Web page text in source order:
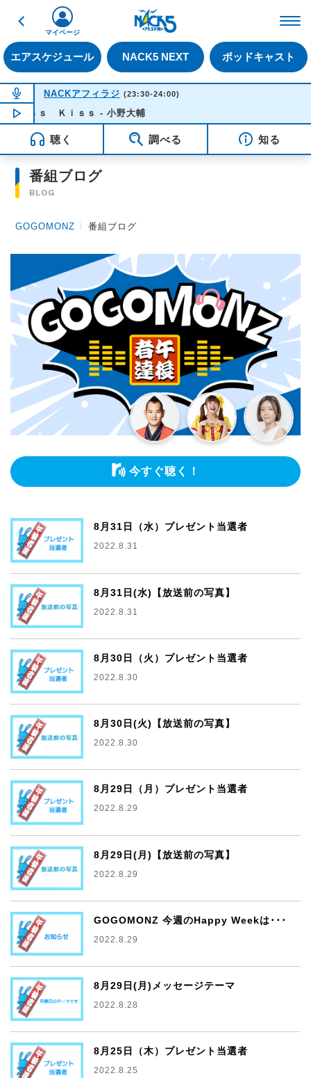
戻る
エアスケジュール NACK5 NEXT ポッドキャスト
マイページ
NOW ON AIR
NACKアフィラジ (23:30-24:00)
NOW PLAYING 23:50
ｓｓ Ｋｉｓｓ - 小野大輔
聴く 調べる 知る
番組ブログ
BLOG
GOGOMONZ 〉番組ブログ
今すぐ聴く！
8月31日（水）プレゼント当選者
2022.8.31
8月31日(水)【放送前の写真】
2022.8.31
8月30日（火）プレゼント当選者
2022.8.30
8月30日(火)【放送前の写真】
2022.8.30
8月29日（月）プレゼント当選者
2022.8.29
8月29日(月)【放送前の写真】
2022.8.29
GOGOMONZ 今週のHappy Weekは･･･
2022.8.29
8月29日(月)メッセージテーマ
2022.8.28
8月25日（木）プレゼント当選者
2022.8.25